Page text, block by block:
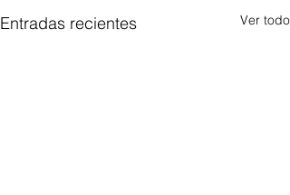
Entradas recientes Ver todo